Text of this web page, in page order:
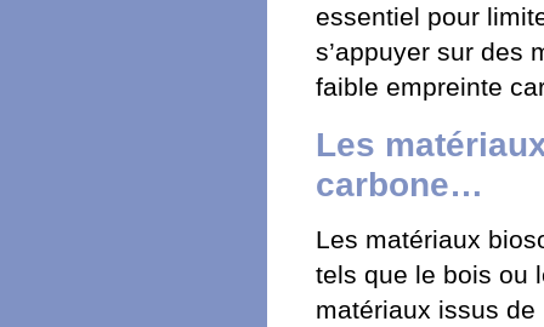
essentiel pour
s’appuyer sur des
faible empreinte
Les
carbone…
Les matériaux
tels que le bois ou
matériaux issus de